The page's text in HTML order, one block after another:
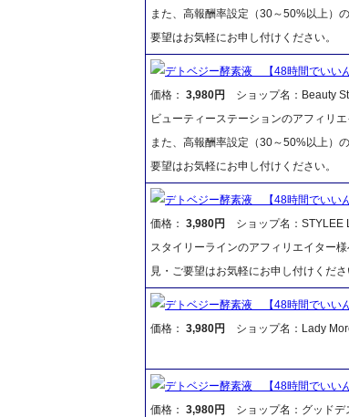
また、高報酬率設定（30～50%以上）
要望はお気軽にお申し付けください。
デトベジー酵素液 【48時間でいい
価格： 3,980円
ショップ名：Beauty
ビューティーステーションのアフィリ
また、高報酬率設定（30～50%以上）
要望はお気軽にお申し付けください。
デトベジー酵素液 【48時間でいい
価格： 3,980円
ショップ名：STYLEE
スタイリーラインのアフィリエイター
見・ご要望はお気軽にお申し付けくださ
デトベジー酵素液 【48時間でいい
価格： 3,980円 ショップ名：Lady
デトベジー酵素液 【48時間でいい
価格： 3,980円 ショップ名：グッドデ